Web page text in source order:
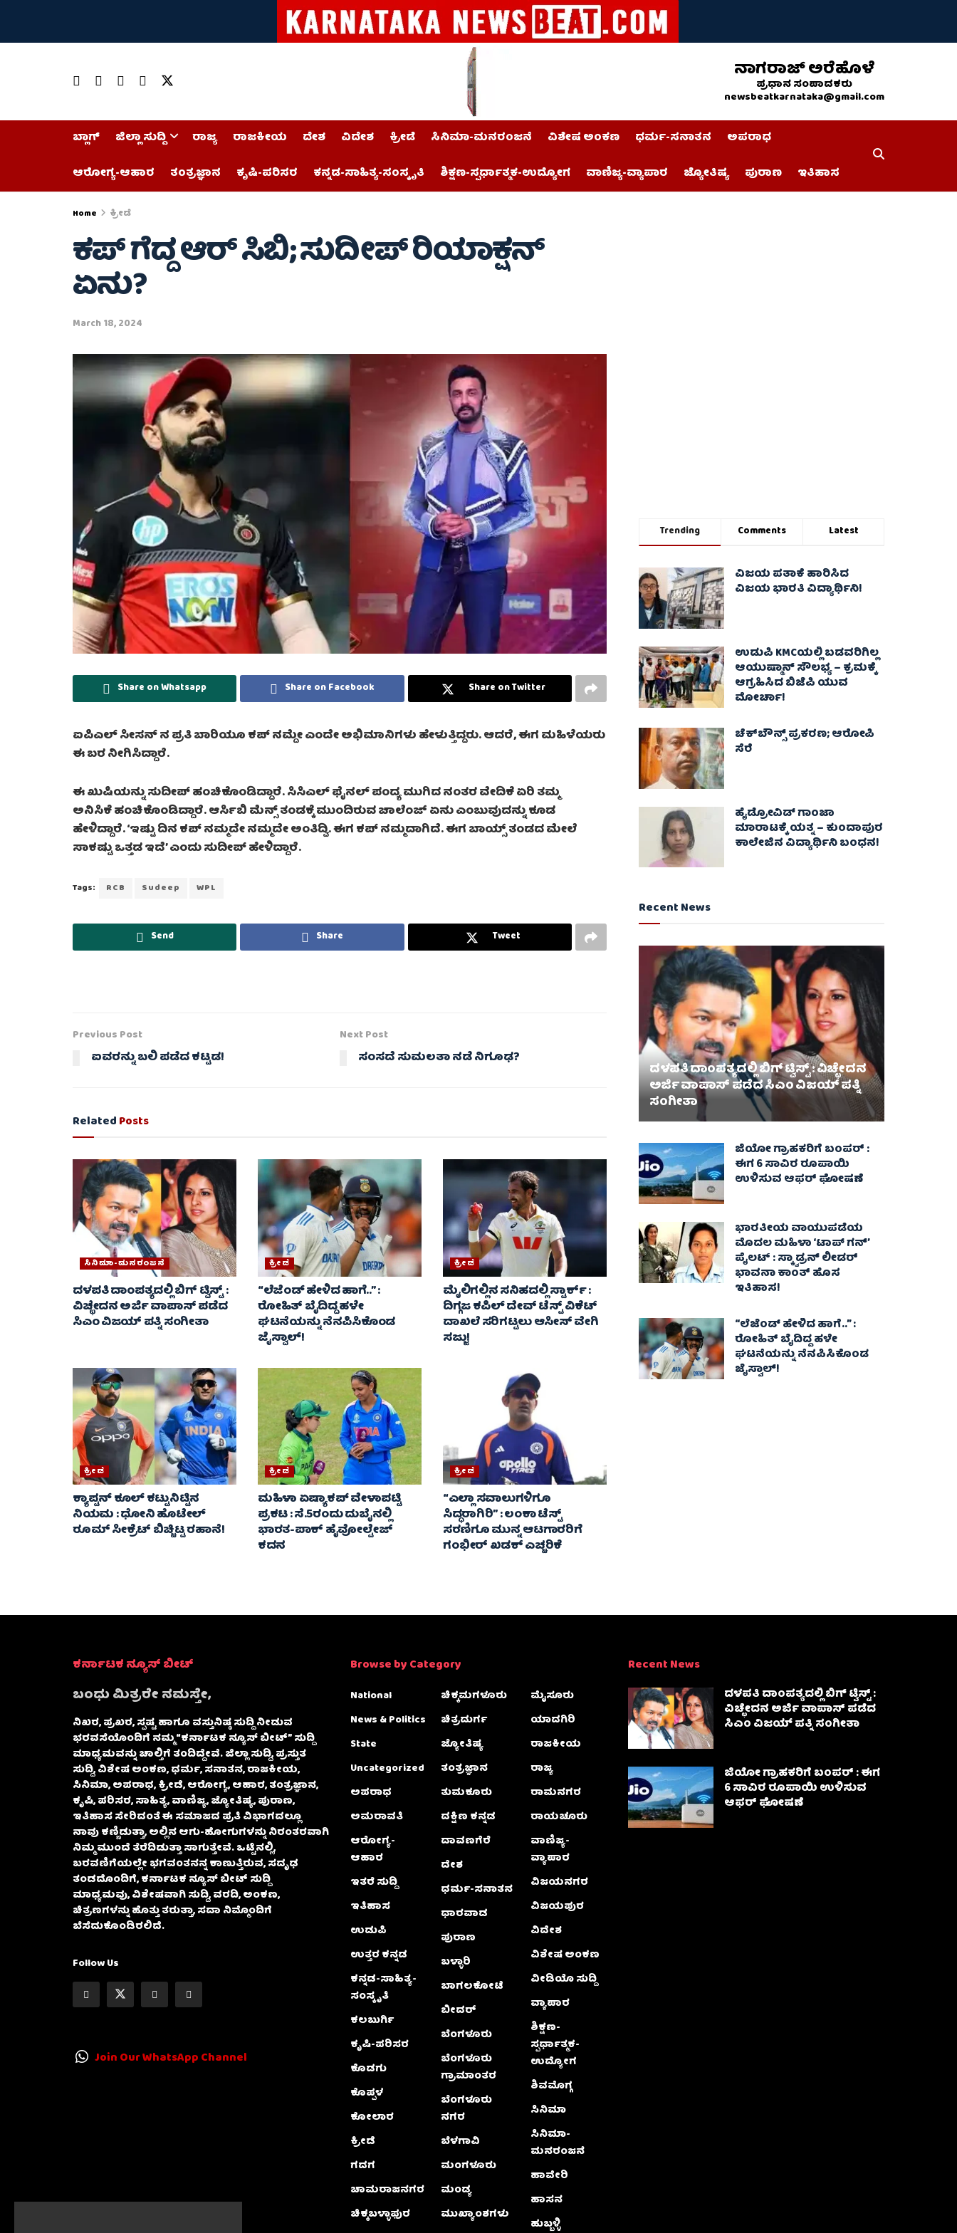
ನಾಗರಾಜ್ ಅರೆಹೊಳೆ
ಪ್ರಧಾನ ಸಂಪಾದಕರು
newsbeatkarnataka@gmail.com
ಬ್ಲಾಗ್ ಜಿಲ್ಲಾ ಸುದ್ದಿ ರಾಜ್ಯ ರಾಜಕೀಯ ದೇಶ ವಿದೇಶ ಕ್ರೀಡೆ ಸಿನಿಮಾ-ಮನರಂಜನೆ ವಿಶೇಷ ಅಂಕಣ ಧರ್ಮ-ಸನಾತನ
ಅಪರಾಧ
ಆರೋಗ್ಯ-ಆಹಾರ
ತಂತ್ರಜ್ಞಾನ ಕೃಷಿ-ಪರಿಸರ ಕನ್ನಡ-ಸಾಹಿತ್ಯ-ಸಂಸ್ಕೃತಿ ಶಿಕ್ಷಣ-ಸ್ಪರ್ಧಾತ್ಮಕ-ಉದ್ಯೋಗ ವಾಣಿಜ್ಯ-ವ್ಯಾಪಾರ ಜ್ಯೋತಿಷ್ಯ ಪುರಾಣ ಇತಿಹಾಸ
Home ಕ್ರೀಡೆ
ಕಪ್ ಗೆದ್ದ ಆರ್ ಸಿಬಿ; ಸುದೀಪ್ ರಿಯಾಕ್ಷನ್
ಏನು?
March 18, 2024
Share on Whatsapp Share on Facebook Share on Twitter
ಐಪಿಎಲ್ ಸೀಸನ್ ನ ಪ್ರತಿ ಬಾರಿಯೂ ಕಪ್ ನಮ್ದೇ ಎಂದೇ ಅಭಿಮಾನಿಗಳು ಹೇಳುತ್ತಿದ್ದರು. ಆದರೆ, ಈಗ ಮಹಿಳೆಯರು
ಈ ಬರ ನೀಗಿಸಿದ್ದಾರೆ.
ಈ ಖುಷಿಯನ್ನು ಸುದೀಪ್ ಹಂಚಿಕೊಂಡಿದ್ದಾರೆ. ಸಿಸಿಎಲ್ ಫೈನಲ್ ಪಂದ್ಯ ಮುಗಿದ ನಂತರ ವೇದಿಕೆ ಏರಿ ತಮ್ಮ
ಅನಿಸಿಕೆ ಹಂಚಿಕೊಂಡಿದ್ದಾರೆ. ಆರ್ಸಿಬಿ ಮೆನ್ಸ್ ತಂಡಕ್ಕೆ ಮುಂದಿರುವ ಚಾಲೆಂಜ್ ಏನು ಎಂಬುವುದನ್ನು ಕೂಡ
ಹೇಳಿದ್ದಾರೆ. ‘ಇಷ್ಟು ದಿನ ಕಪ್ ನಮ್ಮದೇ ನಮ್ಮದೇ ಅಂತಿದ್ವಿ. ಈಗ ಕಪ್ ನಮ್ಮದಾಗಿದೆ. ಈಗ ಬಾಯ್ಸ್ ತಂಡದ ಮೇಲೆ
ಸಾಕಷ್ಟು ಒತ್ತಡ ಇದೆ’ ಎಂದು ಸುದೀಪ್ ಹೇಳಿದ್ದಾರೆ.
Tags: RCB Sudeep WPL
Send Share Tweet
Previous Post
ಐವರನ್ನು ಬಲಿ ಪಡೆದ ಕಟ್ಟಡ!
Next Post
ಸಂಸದೆ ಸುಮಲತಾ ನಡೆ ನಿಗೂಢ?
RelatedPosts
ಸಿನಿಮಾ-ಮನರಂಜನೆ
ದಳಪತಿ ದಾಂಪತ್ಯದಲ್ಲಿ ಬಿಗ್ ಟ್ವಿಸ್ಟ್ :
ವಿಚ್ಛೇದನ ಅರ್ಜಿ ವಾಪಾಸ್‌ ಪಡೆದ
ಸಿಎಂ ವಿಜಯ್ ಪತ್ನಿ ಸಂಗೀತಾ‌
ಕ್ರೀಡೆ
“ಲೆಜೆಂಡ್ ಹೇಳಿದ ಹಾಗೆ..” :
ರೋಹಿತ್ ಬೈದಿದ್ದ ಹಳೇ
ಘಟನೆಯನ್ನು ನೆನಪಿಸಿಕೊಂಡ
ಜೈಸ್ವಾಲ್!
ಕ್ರೀಡೆ
ಮೈಲಿಗಲ್ಲಿನ ಸನಿಹದಲ್ಲಿ ಸ್ಟಾರ್ಕ್ :
ದಿಗ್ಗಜ ಕಪಿಲ್ ದೇವ್ ಟೆಸ್ಟ್ ವಿಕೆಟ್
ದಾಖಲೆ ಸರಿಗಟ್ಟಲು ಆಸೀಸ್ ವೇಗಿ
ಸಜ್ಜು!
ಕ್ರೀಡೆ
ಕ್ಯಾಪ್ಟನ್ ಕೂಲ್ ಕಟ್ಟುನಿಟ್ಟಿನ
ನಿಯಮ : ಧೋನಿ ಹೊಟೇಲ್
ರೂಮ್ ಸೀಕ್ರೆಟ್ ಬಿಚ್ಚಿಟ್ಟ ರಹಾನೆ!
ಕ್ರೀಡೆ
ಮಹಿಳಾ ಏಷ್ಯಾಕಪ್ ವೇಳಾಪಟ್ಟಿ
ಪ್ರಕಟ : ಸೆ.5ರಂದು ದುಬೈನಲ್ಲಿ
ಭಾರತ-ಪಾಕ್‌ ಹೈವೋಲ್ಟೇಜ್
ಕದನ
ಕ್ರೀಡೆ
“ಎಲ್ಲಾ ಸವಾಲುಗಳಿಗೂ
ಸಿದ್ಧರಾಗಿರಿ” : ಲಂಕಾ ಟೆಸ್ಟ್
ಸರಣಿಗೂ ಮುನ್ನ ಆಟಗಾರರಿಗೆ
ಗಂಭೀರ್ ಖಡಕ್ ಎಚ್ಚರಿಕೆ
Trending Comments Latest
ವಿಜಯ ಪತಾಕೆ ಹಾರಿಸಿದ
ವಿಜಯ ಭಾರತಿ ವಿದ್ಯಾರ್ಥಿನಿ!
ಉಡುಪಿ KMCಯಲ್ಲಿ ಬಡವರಿಗಿಲ್ಲ
ಆಯುಷ್ಮಾನ್ ಸೌಲಭ್ಯ – ಕ್ರಮಕ್ಕೆ
ಆಗ್ರಹಿಸಿದ ಬಿಜೆಪಿ ಯುವ
ಮೋರ್ಚಾ!
ಚೆಕ್​ಬೌನ್ಸ್​ ಪ್ರಕರಣ; ಆರೋಪಿ
ಸೆರೆ
ಹೈಡ್ರೋವಿಡ್ ಗಾಂಜಾ
ಮಾರಾಟಕ್ಕೆ ಯತ್ನ – ಕುಂದಾಪುರ
ಕಾಲೇಜಿನ ವಿದ್ಯಾರ್ಥಿನಿ ಬಂಧನ!
Recent News
ದಳಪತಿ ದಾಂಪತ್ಯದಲ್ಲಿ ಬಿಗ್ ಟ್ವಿಸ್ಟ್ : ವಿಚ್ಛೇದನ
ಅರ್ಜಿ ವಾಪಾಸ್‌ ಪಡೆದ ಸಿಎಂ ವಿಜಯ್ ಪತ್ನಿ
ಸಂಗೀತಾ‌
ಜಿಯೋ ಗ್ರಾಹಕರಿಗೆ ಬಂಪರ್ :
ಈಗ 6 ಸಾವಿರ ರೂಪಾಯಿ
ಉಳಿಸುವ ಆಫರ್ ಘೋಷಣೆ
ಭಾರತೀಯ ವಾಯುಪಡೆಯ
ಮೊದಲ ಮಹಿಳಾ ‘ಟಾಪ್ ಗನ್’
ಪೈಲಟ್ : ಸ್ಕ್ವಾಡ್ರನ್ ಲೀಡರ್
ಭಾವನಾ ಕಾಂತ್ ಹೊಸ
ಇತಿಹಾಸ!
“ಲೆಜೆಂಡ್ ಹೇಳಿದ ಹಾಗೆ..” :
ರೋಹಿತ್ ಬೈದಿದ್ದ ಹಳೇ
ಘಟನೆಯನ್ನು ನೆನಪಿಸಿಕೊಂಡ
ಜೈಸ್ವಾಲ್!
ಕರ್ನಾಟಕ ನ್ಯೂಸ್ ಬೀಟ್
ಬಂಧು ಮಿತ್ರರೇ ನಮಸ್ತೇ,
ನಿಖರ, ಪ್ರಖರ, ಸ್ಪಷ್ಟ ಹಾಗೂ ವಸ್ತುನಿಷ್ಠ ಸುದ್ದಿ ನೀಡುವ
ಭರವಸೆಯೊಂದಿಗೆ ನಮ್ಮ “ಕರ್ನಾಟಕ ನ್ಯೂಸ್ ಬೀಟ್” ಸುದ್ದಿ
ಮಾಧ್ಯಮವನ್ನು ಚಾಲ್ತಿಗೆ ತಂದಿದ್ದೇವೆ. ಜಿಲ್ಲಾ ಸುದ್ದಿ, ಪ್ರಸ್ತುತ
ಸುದ್ದಿ, ವಿಶೇಷ ಅಂಕಣ, ಧರ್ಮ, ಸನಾತನ, ರಾಜಕೀಯ,
ಸಿನಿಮಾ, ಅಪರಾಧ, ಕ್ರೀಡೆ, ಆರೋಗ್ಯ, ಆಹಾರ, ತಂತ್ರಜ್ಞಾನ,
ಕೃಷಿ, ಪರಿಸರ, ಸಾಹಿತ್ಯ, ವಾಣಿಜ್ಯ, ಜ್ಯೋತಿಷ್ಯ, ಪುರಾಣ,
ಇತಿಹಾಸ ಸೇರಿದಂತೆ ಈ ಸಮಾಜದ ಪ್ರತಿ ವಿಭಾಗದಲ್ಲೂ
ನಾವು ಕಣ್ಣಿಡುತ್ತಾ, ಅಲ್ಲಿನ ಆಗು-ಹೋಗುಗಳನ್ನು ನಿರಂತರವಾಗಿ
ನಿಮ್ಮ ಮುಂದೆ ತೆರೆದಿಡುತ್ತಾ ಸಾಗುತ್ತೇವೆ. ಒಟ್ಟಿನಲ್ಲಿ,
ಬರವಣಿಗೆಯಲ್ಲೇ ಭಗವಂತನನ್ನ ಕಾಣುತ್ತಿರುವ, ಸದೃಢ
ತಂಡದೊಂದಿಗೆ, ಕರ್ನಾಟಕ ನ್ಯೂಸ್ ಬೀಟ್ ಸುದ್ದಿ
ಮಾಧ್ಯಮವು, ವಿಶೇಷವಾಗಿ ಸುದ್ದಿ, ವರದಿ, ಅಂಕಣ,
ಚಿತ್ರಣಗಳನ್ನು ಹೊತ್ತು ತರುತ್ತಾ, ಸದಾ ನಿಮ್ಮೊಂದಿಗೆ
ಬೆಸೆದುಕೊಂಡಿರಲಿದೆ.
Follow Us
Join Our WhatsApp Channel
Browse by Category
National
News & Politics
State
Uncategorized
ಅಪರಾಧ
ಅಮರಾವತಿ
ಆರೋಗ್ಯ-
ಆಹಾರ
ಇತರೆ ಸುದ್ದಿ
ಇತಿಹಾಸ
ಉಡುಪಿ
ಉತ್ತರ ಕನ್ನಡ
ಕನ್ನಡ-ಸಾಹಿತ್ಯ-
ಸಂಸ್ಕೃತಿ
ಕಲಬುರ್ಗಿ
ಕೃಷಿ-ಪರಿಸರ
ಕೊಡಗು
ಕೊಪ್ಪಳ
ಕೋಲಾರ
ಕ್ರೀಡೆ
ಗದಗ
ಚಾಮರಾಜನಗರ
ಚಿಕ್ಕಬಳ್ಳಾಫುರ
ಚಿಕ್ಕಮಗಳೂರು
ಚಿತ್ರದುರ್ಗ
ಜ್ಯೋತಿಷ್ಯ
ತಂತ್ರಜ್ಞಾನ
ತುಮಕೂರು
ದಕ್ಷಿಣ ಕನ್ನಡ
ದಾವಣಗೆರೆ
ದೇಶ
ಧರ್ಮ-ಸನಾತನ
ಧಾರವಾಡ
ಪುರಾಣ
ಬಳ್ಳಾರಿ
ಬಾಗಲಕೋಟೆ
ಬೀದರ್
ಬೆಂಗಳೂರು
ಬೆಂಗಳೂರು
ಗ್ರಾಮಾಂತರ
ಬೆಂಗಳೂರು
ನಗರ
ಬೆಳಗಾವಿ
ಮಂಗಳೂರು
ಮಂಡ್ಯ
ಮುಖ್ಯಾಂಶಗಳು
ಮೈಸೂರು
ಯಾದಗಿರಿ
ರಾಜಕೀಯ
ರಾಜ್ಯ
ರಾಮನಗರ
ರಾಯಚೂರು
ವಾಣಿಜ್ಯ-
ವ್ಯಾಪಾರ
ವಿಜಯನಗರ
ವಿಜಯಪುರ
ವಿದೇಶ
ವಿಶೇಷ ಅಂಕಣ
ವೀಡಿಯೊ ಸುದ್ದಿ
ವ್ಯಾಪಾರ
ಶಿಕ್ಷಣ-
ಸ್ಪರ್ಧಾತ್ಮಕ-
ಉದ್ಯೋಗ
ಶಿವಮೊಗ್ಗ
ಸಿನಿಮಾ
ಸಿನಿಮಾ-
ಮನರಂಜನೆ
ಹಾವೇರಿ
ಹಾಸನ
ಹುಬ್ಬಳ್ಳಿ
Recent News
ದಳಪತಿ ದಾಂಪತ್ಯದಲ್ಲಿ ಬಿಗ್ ಟ್ವಿಸ್ಟ್ :
ವಿಚ್ಛೇದನ ಅರ್ಜಿ ವಾಪಾಸ್‌ ಪಡೆದ
ಸಿಎಂ ವಿಜಯ್ ಪತ್ನಿ ಸಂಗೀತಾ‌
ಜಿಯೋ ಗ್ರಾಹಕರಿಗೆ ಬಂಪರ್ : ಈಗ
6 ಸಾವಿರ ರೂಪಾಯಿ ಉಳಿಸುವ
ಆಫರ್ ಘೋಷಣೆ